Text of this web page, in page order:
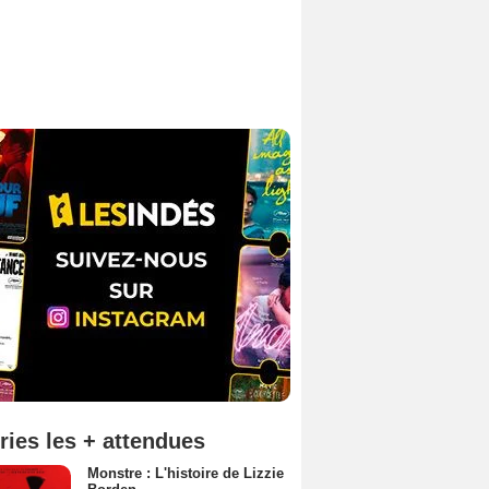
les + attendues
Monstre : L'histoire de Lizzie